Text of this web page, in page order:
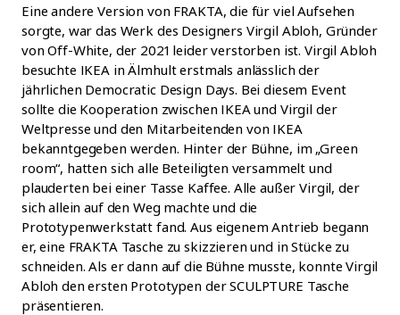
Eine andere Version von FRAKTA, die für viel Aufsehen
sorgte, war das Werk des Designers Virgil Abloh, Gründer
von Off-White, der 2021 leider verstorben ist. Virgil Abloh
besuchte IKEA in Älmhult erstmals anlässlich der
jährlichen Democratic Design Days. Bei diesem Event
sollte die Kooperation zwischen IKEA und Virgil der
Weltpresse und den Mitarbeitenden von IKEA
bekanntgegeben werden. Hinter der Bühne, im „Green
room“, hatten sich alle Beteiligten versammelt und
plauderten bei einer Tasse Kaffee. Alle außer Virgil, der
sich allein auf den Weg machte und die
Prototypenwerkstatt fand. Aus eigenem Antrieb begann
er, eine FRAKTA Tasche zu skizzieren und in Stücke zu
schneiden. Als er dann auf die Bühne musste, konnte Virgil
Abloh den ersten Prototypen der SCULPTURE Tasche
präsentieren.